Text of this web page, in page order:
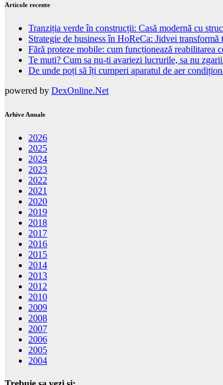
Articole recente
Tranziția verde în construcții: Casă modernă cu
Strategie de business în HoReCa: Jidvei
Fără proteze mobile: cum funcționează reabilitarea
Te muti? Cum sa nu-ti avariezi lucrurile, sa nu
De unde poți să îți cumperi aparatul de aer
powered by DexOnline.Net
Arhive Anuale
2026
2025
2024
2023
2022
2021
2020
2019
2018
2017
2016
2015
2014
2013
2012
2010
2009
2008
2007
2006
2005
2004